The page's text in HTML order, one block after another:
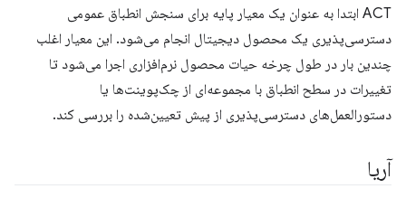
ACT ابتدا به عنوان یک معیار پایه برای سنجش انطباق عمومی
دسترسی‌پذیری یک محصول دیجیتال انجام می‌شود. این معیار اغلب
چندین بار در طول چرخه حیات محصول نرم‌افزاری اجرا می‌شود تا
تغییرات در سطح انطباق با مجموعه‌ای از چک‌پوینت‌ها یا
دستورالعمل‌های دسترسی‌پذیری از پیش تعیین‌شده را بررسی کند.
آریا